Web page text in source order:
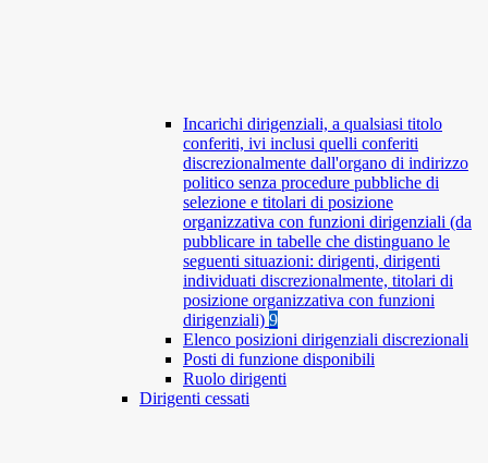
Incarichi dirigenziali, a qualsiasi titolo
conferiti, ivi inclusi quelli conferiti
discrezionalmente dall'organo di indirizzo
politico senza procedure pubbliche di
selezione e titolari di posizione
organizzativa con funzioni dirigenziali (da
pubblicare in tabelle che distinguano le
seguenti situazioni: dirigenti, dirigenti
individuati discrezionalmente, titolari di
posizione organizzativa con funzioni
dirigenziali) 9
Elenco posizioni dirigenziali discrezionali
Posti di funzione disponibili
Ruolo dirigenti
Dirigenti cessati